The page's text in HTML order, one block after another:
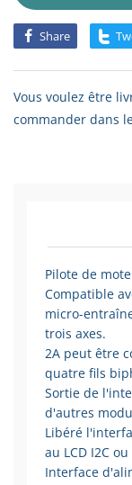
Share
Vous voulez être
commander dans
Pilote de
Compatible
micro-
trois axes.
2A peut être
quatre fils
Sortie de
d'autres
Libéré
au LCD I2C
Interface